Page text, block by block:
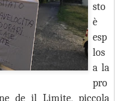
sto
è
esp
los
a la
pro
de il Limite, piccola